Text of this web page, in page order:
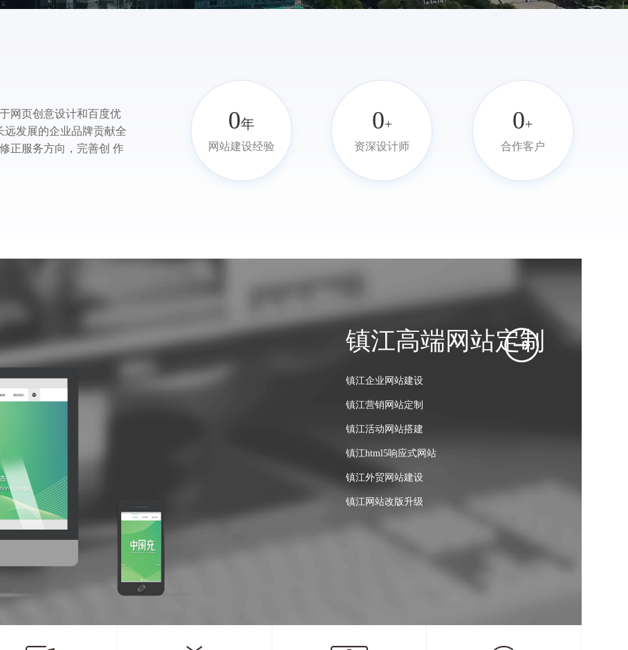
网页创意设计和百度优
发展的企业品牌贡献全
正服务方向，完善创 作
0年
网站建设经验
0+
资深设计师
0+
合作客户
镇江高端网站定制
镇江企业网站建设
镇江营销网站定制
镇江活动网站搭建
镇江html5响应式网站
镇江外贸网站建设
镇江网站改版升级
镇江营销推广
镇江百度竞价托管
镇江SEO优化
镇江MEO优化
镇江新媒体运营推广
镇江短视频运营
镇江内容策划
镇江视频拍摄剪辑
镇江矩阵账号孵化
镇江运营推广
镇江数据分析优化
镇江B2B电商运营
镇江B2B电商定制
镇江B2C电商定制
镇江多矩阵运营服务
镇江电商整体解决方案
镇江电商店铺装修
镇江其他增值服务
镇江域名注册
镇江空间租赁
镇江企业邮箱